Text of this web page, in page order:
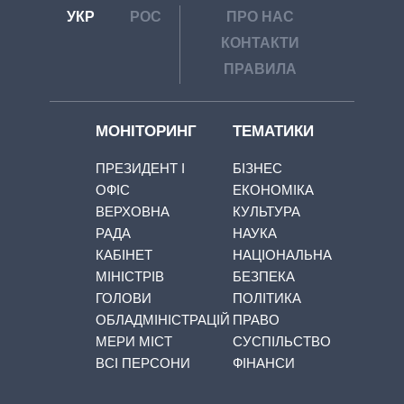
УКР РОС
ПРО НАС
КОНТАКТИ
ПРАВИЛА
МОНІТОРИНГ
ПРЕЗИДЕНТ І
ОФІС
ВЕРХОВНА
РАДА
КАБІНЕТ
МІНІСТРІВ
ГОЛОВИ
ОБЛАДМІНІСТРАЦІЙ
МЕРИ МІСТ
ВСІ ПЕРСОНИ
ТЕМАТИКИ
БІЗНЕС
ЕКОНОМІКА
КУЛЬТУРА
НАУКА
НАЦІОНАЛЬНА
БЕЗПЕКА
ПОЛІТИКА
ПРАВО
СУСПІЛЬСТВО
ФІНАНСИ